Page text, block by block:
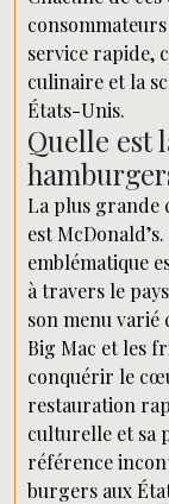
service rapide,
culinaire et la
États-Unis.
Quelle est
La plus grande
est
emblématique
à travers le
son menu varié
Big Mac et les
conquérir le
restauration
culturelle et sa
référence
burgers aux